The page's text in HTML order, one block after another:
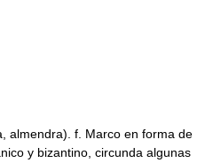
almendra). f. Marco en forma de
y bizantino, circunda algunas